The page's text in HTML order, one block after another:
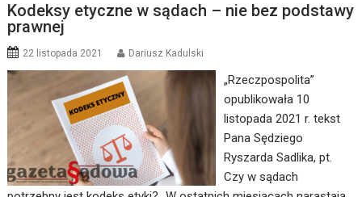
Kodeksy etyczne w sądach – nie bez podstawy
prawnej
22 listopada 2021 Dariusz Kadulski
„Rzeczpospolita”
opublikowała 10
listopada 2021 r. tekst
Pana Sędziego
Ryszarda Sadlika, pt.
Czy w sądach